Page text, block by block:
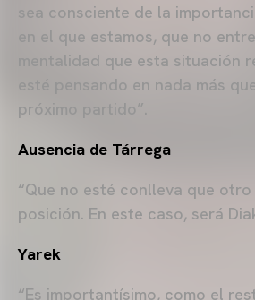
sea consciente de la
en el que estamos, que no
mentalidad que esta situación
esté pensando en nada más
próximo partido”.
Ausencia de Tárrega
“Que no esté conlleva que otro
posición. En este caso, será
Yarek
“Es importantísimo, como el